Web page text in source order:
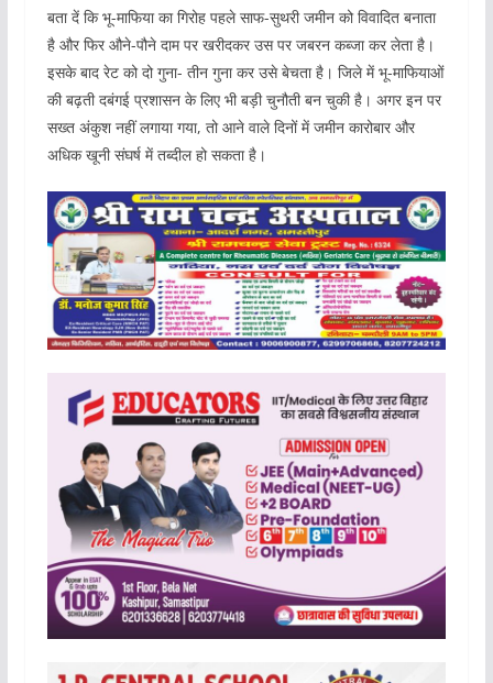
बता दें कि भू-माफिया का गिरोह पहले साफ-सुथरी जमीन को विवादित बनाता
है और फिर औने-पौने दाम पर खरीदकर उस पर जबरन कब्जा कर लेता है।
इसके बाद रेट को दो गुना- तीन गुना कर उसे बेचता है। जिले में भू-माफियाओं
की बढ़ती दबंगई प्रशासन के लिए भी बड़ी चुनौती बन चुकी है। अगर इन पर
सख्त अंकुश नहीं लगाया गया, तो आने वाले दिनों में जमीन कारोबार और
अधिक खूनी संघर्ष में तब्दील हो सकता है।